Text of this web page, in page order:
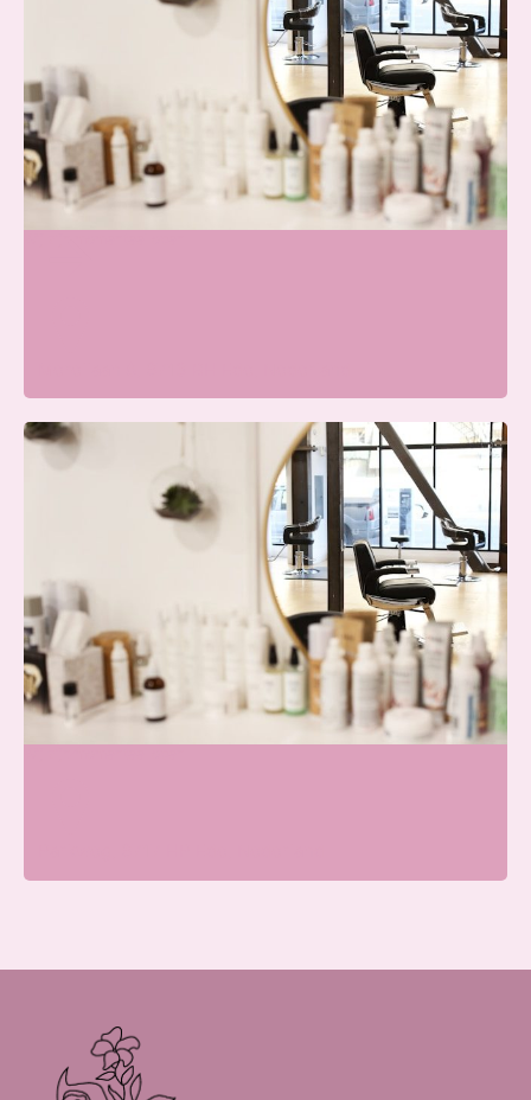
Beauty Center Renaat |
Schoonheidssalon Ede
Blissfullcare